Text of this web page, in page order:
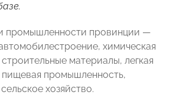
промышленности провинции —
химическая
материалы, легкая
промышленность,
хозяйство.